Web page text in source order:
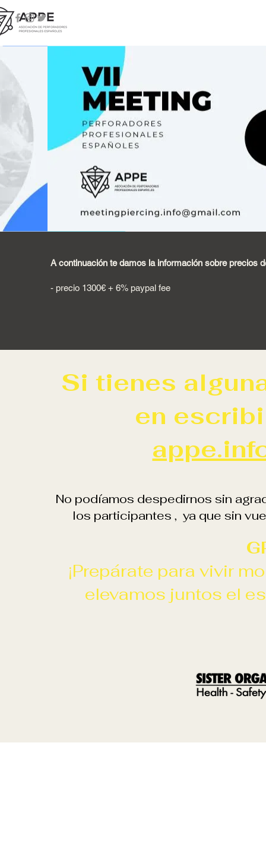
A continuación te damos la información sobre precios
- precio 1300€ + 6% paypal fee
Si tienes
en
No podíamos despedirnos sin
los participantes , ya que sin
¡Prepárate para vivir
elevamos juntos el